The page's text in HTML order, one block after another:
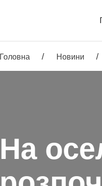
Головна / Новини /
На